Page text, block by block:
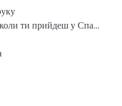
ти прийдеш у Спа…